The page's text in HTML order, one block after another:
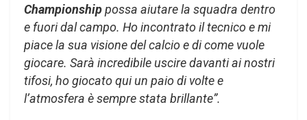
Championshippossa aiutare la squadra dentro
e fuori dal campo. Ho incontrato il tecnico e mi
piace la sua visione del calcio e di come vuole
giocare. Sarà incredibile uscire davanti ai nostri
tifosi, ho giocato qui un paio di volte e
l’atmosfera è sempre stata brillante”.